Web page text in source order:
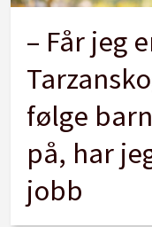
– Får jeg
følge
på, har
jobb